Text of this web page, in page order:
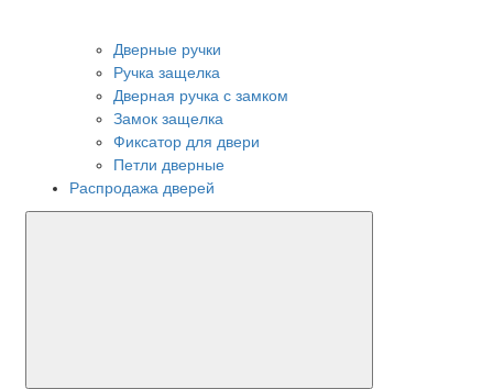
Дверные ручки
Ручка защелка
Дверная ручка с замком
Замок защелка
Фиксатор для двери
Петли дверные
Распродажа дверей